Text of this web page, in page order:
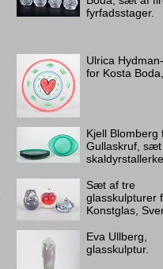
fyrfadsstager.
Ulrica
for Kosta
Kjell Blomberg
Gullaskruf,
Sæt af tre
glasskulpturer
Konstglas,
Eva Ullberg,
glasskulptur.